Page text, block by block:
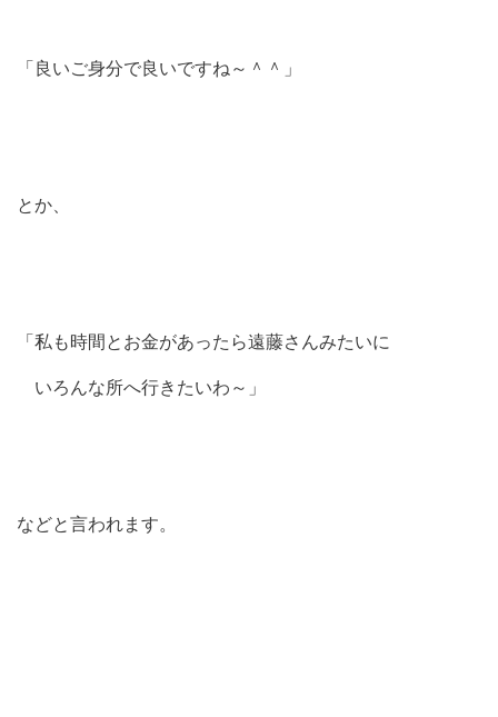
「良いご身分で良いですね～＾＾」
とか、
「私も時間とお金があったら遠藤さんみたいに
いろんな所へ行きたいわ～」
などと言われます。